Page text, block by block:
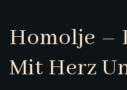
Homolje –
Mit Herz